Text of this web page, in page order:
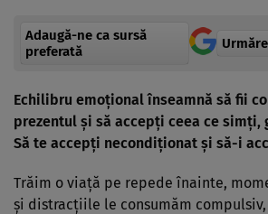
Adaugă-ne ca sursă
preferată
Echilibru emoțional înseamnă să fii
prezentul şi să accepți ceea ce
Să te accepți necondiţionat şi să-i
Trăim o viaţă pe repede înainte,
şi distracţiile le consumăm